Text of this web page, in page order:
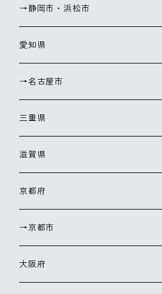
→静岡市・浜松市
愛知県
→名古屋市
三重県
滋賀県
京都府
→京都市
大阪府